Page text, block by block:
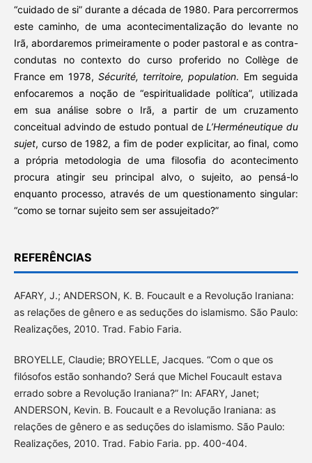
“cuidado de si” durante a década de 1980. Para percorrermos
este caminho, de uma acontecimentalização do levante no
Irã, abordaremos primeiramente o poder pastoral e as contra-
condutas no contexto do curso proferido no Collège de
France em 1978, Sécurité, territoire, population. Em seguida
enfocaremos a noção de “espiritualidade política”, utilizada
em sua análise sobre o Irã, a partir de um cruzamento
conceitual advindo de estudo pontual deL’Herméneutique du
sujet, curso de 1982, a fim de poder explicitar, ao final, como
a própria metodologia de uma filosofia do acontecimento
procura atingir seu principal alvo, o sujeito, ao pensá-lo
enquanto processo, através de um questionamento singular:
“como se tornar sujeito sem ser assujeitado?”
REFERÊNCIAS
AFARY, J.; ANDERSON, K. B. Foucault e a Revolução Iraniana:
as relações de gênero e as seduções do islamismo. São Paulo:
Realizações, 2010. Trad. Fabio Faria.
BROYELLE, Claudie; BROYELLE, Jacques. “Com o que os
filósofos estão sonhando? Será que Michel Foucault estava
errado sobre a Revolução Iraniana?” In: AFARY, Janet;
ANDERSON, Kevin. B. Foucault e a Revolução Iraniana: as
relações de gênero e as seduções do islamismo. São Paulo:
Realizações, 2010. Trad. Fabio Faria. pp. 400-404.